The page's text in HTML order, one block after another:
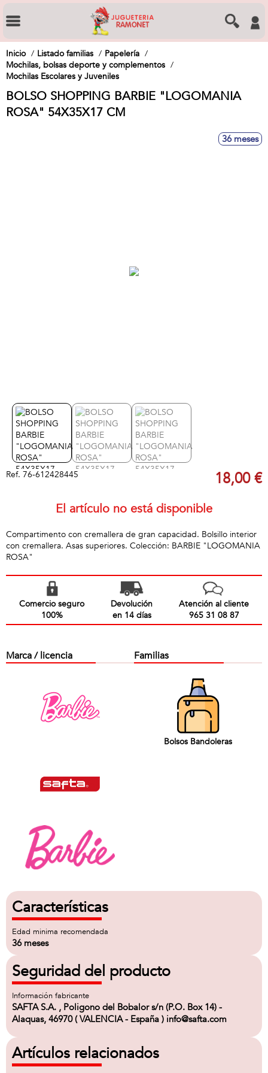
Inicio Listado familias
Papelería
Mochilas, bolsas deporte y complementos
Mochilas Escolares y Juveniles
BOLSO SHOPPING BARBIE "LOGOMANIA
ROSA" 54X35X17 CM
36 meses
Ref. 76-612428445 18,00 €
El artículo no está disponible
Compartimento con cremallera de gran capacidad. Bolsillo interior
con cremallera. Asas superiores. Colección: BARBIE "LOGOMANIA
ROSA"
Comercio seguro
100%
Devolución
en 14 días
Atención al cliente
965 31 08 87
Marca / licencia Familias
Bolsos Bandoleras
Características
Edad minima recomendada
36 meses
Seguridad del producto
Información fabricante
SAFTA S.A. , Poligono del Bobalor s/n (P.O. Box 14) -
Alaquas, 46970 ( VALENCIA - España ) info@safta.com
Artículos relacionados